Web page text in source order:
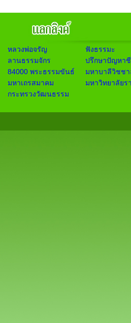
หลวงพ่อจรัญ
ฟังธรรมะ
ลานธรรมจักร
ปรึกษาปัญหา
84000 พระธรรมขันธ์
มหาบาลีวิชชา
มหาเถรสมาคม
มหาวิทยาลัย
กระทรวงวัฒนธรรม